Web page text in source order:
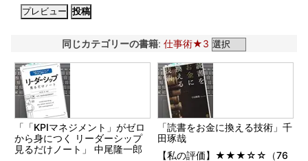
同じカテゴリーの書籍: 仕事術★3
「「KPIマネジメント」がゼロ
から身につく リーダーシップ
見るだけノート」 中尾隆一郎
「読書をお金に換える技術」千
田琢哉
【私の評価】★★★☆☆（76